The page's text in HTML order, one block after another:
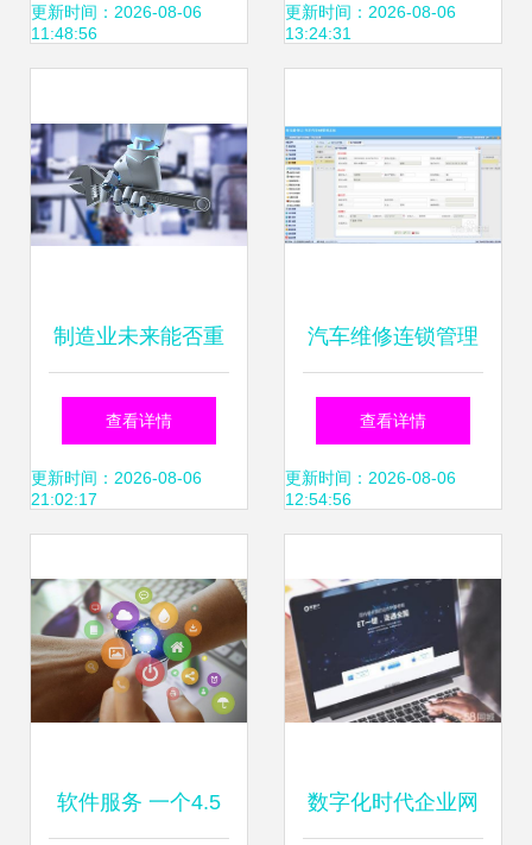
自动化集成产品正
更新时间：2026-08-06
11:48:56
厂的一体化运维解
更新时间：2026-08-06
13:24:31
制造业未来能否重
塑，先看这个论坛
上讨论出的趋势和
查看详情
更新时间：2026-08-06
21:02:17
汽车维修连锁管理
软件如何提升汽修
厂客户服务水平
查看详情
更新时间：2026-08-06
12:54:56
软件服务 一个4.5 数字化时代企业网